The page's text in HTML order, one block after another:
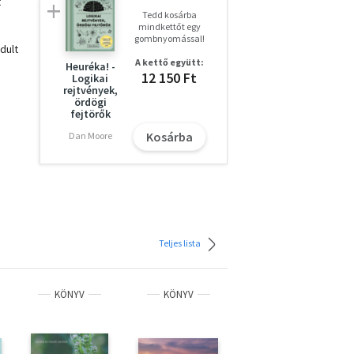
Heuréka! -
Logikai
rejtvények,
ördögi
fejtörők
Dan Moore
Tedd kosárba
mindkettőt egy
gombnyomással!
A kettő együtt:
12 150 Ft
Kosárba
Teljes lista
KÖNYV KÖNYV